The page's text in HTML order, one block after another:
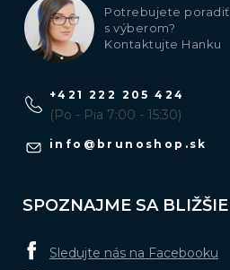
Potrebujete poradiť
s výberom?
Kontaktujte Hanku
info @ brunoshop.sk
+421 222 205 424
(Po - Pia 7:00 - 15:30)
SPOZNAJME SA BLIŽŠIE
Sledujte nás na Facebooku